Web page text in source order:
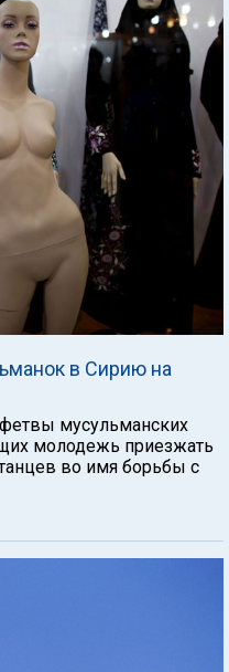
в Сирию на
фетвы мусульманских
молодежь приезжать
во имя борьбы с